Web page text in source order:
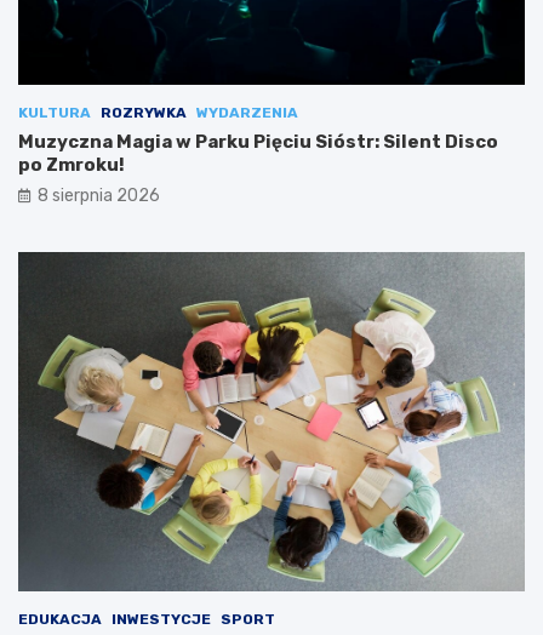
KULTURA ROZRYWKA WYDARZENIA
Muzyczna Magia w Parku Pięciu Sióstr: Silent Disco
po Zmroku!
8 sierpnia 2026
EDUKACJA INWESTYCJE SPORT